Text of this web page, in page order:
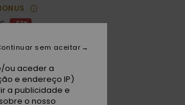
63%
€
PROMO 25% EXTRA
ou aceder a
e endereço IP)
a publicidade e
o nosso
sem aceitar